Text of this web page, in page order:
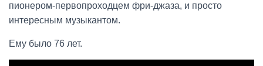
пионером-первопроходцем фри-джаза, и просто
интересным музыкантом.
Ему было 76 лет.